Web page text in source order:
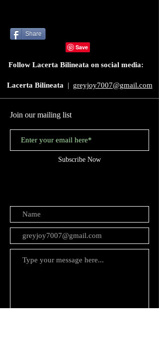
Share
Follow Lacerta Bilineata on social media:
Lacerta Bilineata | greyjoy7007@gmail.com
Join our mailing list
Subscribe Now